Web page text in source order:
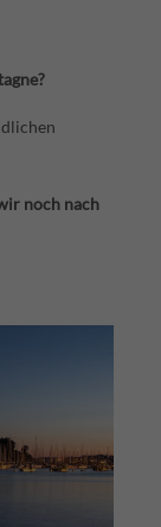
noch nach